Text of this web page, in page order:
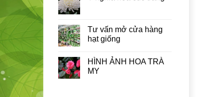
Tư vấn mở cửa hàng
hạt giống
HÌNH ẢNH HOA TRÀ
MY